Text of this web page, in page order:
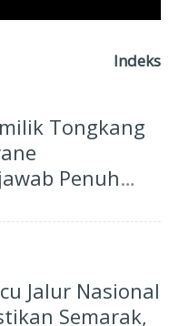
Indeks
Tongkang
Penuh
Jalur Nasional
Semarak,